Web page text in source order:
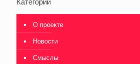
О проекте
Новости
Смыслы